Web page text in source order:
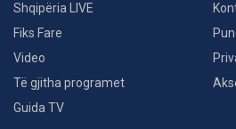
Shqipëria LIVE
Fiks Fare
Video
Të gjitha programet
Guida TV